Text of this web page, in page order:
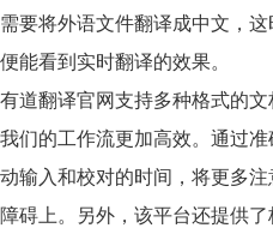
需要将外语文件翻译成中文，
便能看到实时翻译的效果。
有道翻译官网支持多种格式的
我们的工作流更加高效。通过
动输入和校对的时间，将更多
障碍上。另外，该平台还提供